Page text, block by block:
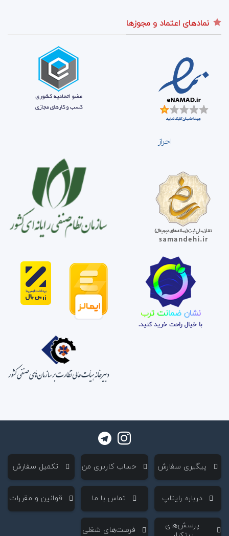
نمادهای اعتماد و مجوزها
احراز
نشان ضمانت ترب
با خیال راحت خرید کنید.
‌ پیگیری سفارش ‌ حساب کاربری من ‌ تکمیل سفارش
‌ درباره رایتاپ ‌ تماس با ما ‌ قوانین و مقررات
‌ پرسش‌های
‌ فرصت‌های شغلی